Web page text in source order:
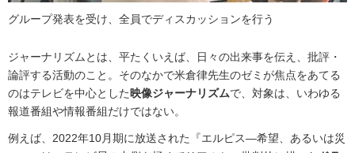
グループ発表を受け、全員でディスカッションを行う
ジャーナリズムとは、平たくいえば、日々の出来事を伝え、批評・
論評する活動のこと。そのなかで米倉律先生のゼミが焦点をあてる
のはテレビを中心とした映像ジャーナリズムで、対象は、いわゆる
報道番組や情報番組だけではない。
例えば、2022年10月期に放送された『エルピス―希望、あるいは災